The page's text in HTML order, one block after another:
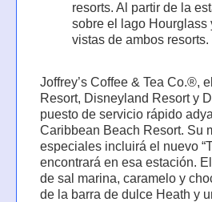
resorts. Al partir de la
sobre el lago Hourglass
vistas de ambos resorts.
Joffrey’s Coffee & Tea Co.®,
Resort, Disneyland Resort y
puesto de servicio rápido
Caribbean Beach Resort. Su
especiales incluirá el nuevo
encontrará en esa estación.
de sal marina, caramelo y
de la barra de dulce Heath y